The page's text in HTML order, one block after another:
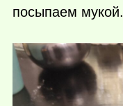
посыпаем мукой.